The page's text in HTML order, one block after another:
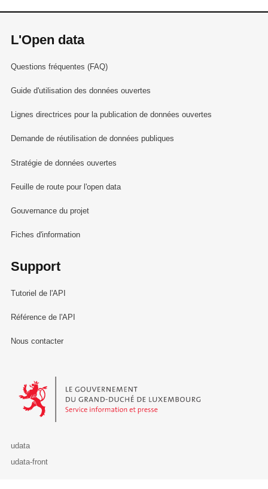
L'Open data
Questions fréquentes (FAQ)
Guide d'utilisation des données ouvertes
Lignes directrices pour la publication de données ouvertes
Demande de réutilisation de données publiques
Stratégie de données ouvertes
Feuille de route pour l'open data
Gouvernance du projet
Fiches d'information
Support
Tutoriel de l'API
Référence de l'API
Nous contacter
Le Gouvernement du Grand-Duché de Luxembourg - Service
udata
udata-front